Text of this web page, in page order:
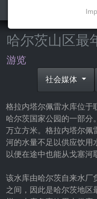
哈尔茨山区最
游览
社会媒体
格拉内塔尔佩雷水库位于
哈尔茨国家公园的一部分
万立方米。格拉内塔尔佩
河的水量不足以供应饮用
以便在途中也能从戈塞河
该水库由哈尔茨自来水厂
之间，因此是哈尔茨地区
这些cookies能够实
的。
市场营销
营销cookies被第
通过跟踪各网站的
Facebook Pixel
Provider: